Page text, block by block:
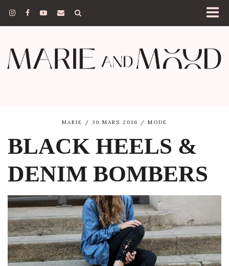
MARIE 30 MARS 2016 MODE
BLACK HEELS &
DENIM BOMBERS